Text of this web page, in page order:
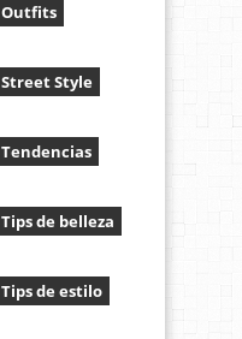
Outfits
Street Style
Tendencias
Tips de belleza
Tips de estilo